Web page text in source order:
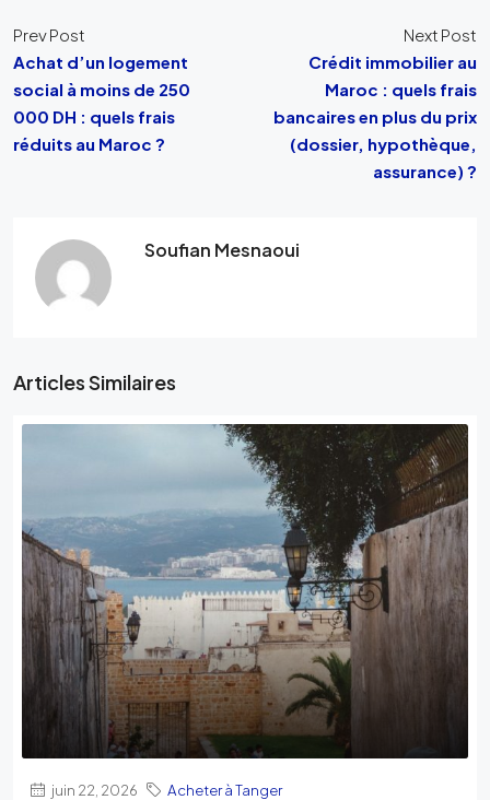
Prev Post
Achat d’un logement
social à moins de 250
000 DH : quels frais
réduits au Maroc ?
Next Post
Crédit immobilier au
Maroc : quels frais
bancaires en plus du prix
(dossier, hypothèque,
assurance) ?
Soufian Mesnaoui
Articles Similaires
juin 22, 2026 Acheter à Tanger